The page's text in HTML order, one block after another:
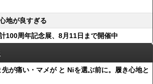
地が良すぎる
100周年記念展、8月11日まで開催中
が痛い・マメが と Niを選ぶ前に。履き心地と